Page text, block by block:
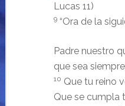
Lucas 11)
9“Ora de la
Padre nuestro
que sea
10 Que tu reino
Que se cumpla